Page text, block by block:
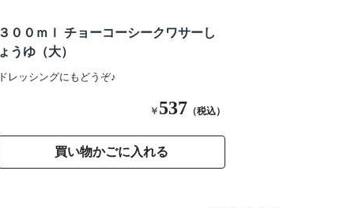
３００ｍｌ チョーコーシークワサーし
ょうゆ（大）
ドレッシングにもどうぞ♪
￥ 537 （税込）
買い物かごに入れる